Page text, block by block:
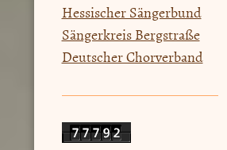
Hessischer Sängerbund
Sängerkreis Bergstraße
Deutscher Chorverband